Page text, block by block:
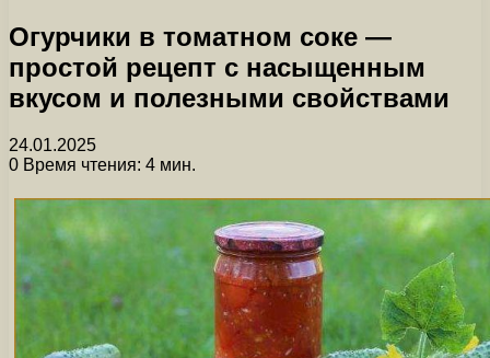
Огурчики в томатном соке —
простой рецепт с насыщенным
вкусом и полезными свойствами
24.01.2025
0 Время чтения: 4 мин.